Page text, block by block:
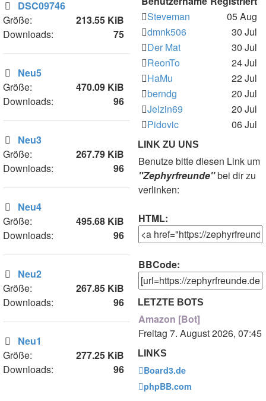
DSC09746
Größe:
213.55 KiB
Downloads:
75
Neu5
Größe:
470.09 KiB
Downloads:
96
Neu3
Größe:
267.79 KiB
Downloads:
96
Neu4
Größe:
495.68 KiB
Downloads:
96
Neu2
Größe:
267.85 KiB
Downloads:
96
Neu1
Größe:
277.25 KiB
Downloads:
96
Steveman
05 Aug
dmnk506
30 Jul
Der Mat
30 Jul
ReonTo
24 Jul
HaMu
22 Jul
berndg
20 Jul
Jelzin69
20 Jul
Pidovic
06 Jul
LINK ZU UNS
Benutze bitte diesen Link um
"Zephyrfreunde"bei dir zu
verlinken:
HTML:
BBCode:
LETZTE BOTS
Amazon [Bot]
Freitag 7. August 2026, 07:45
LINKS
Board3.de
phpBB.com